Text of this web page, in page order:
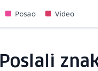
Posao Video